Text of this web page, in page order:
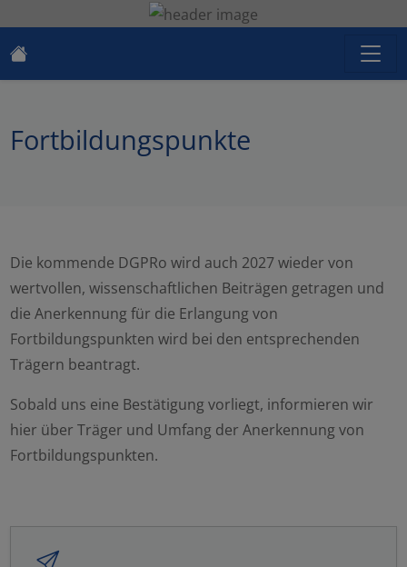
Fortbildungspunkte
Die kommende DGPRo wird auch 2027 wieder von
wertvollen, wissenschaftlichen Beiträgen getragen und
die Anerkennung für die Erlangung von
Fortbildungspunkten wird bei den entsprechenden
Trägern beantragt.
Sobald uns eine Bestätigung vorliegt, informieren wir
hier über Träger und Umfang der Anerkennung von
Fortbildungspunkten.